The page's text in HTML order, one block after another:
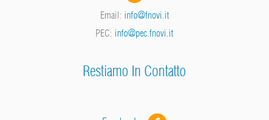
Email: info@fnovi.it
PEC: info@pec.fnovi.it
Restiamo In Contatto